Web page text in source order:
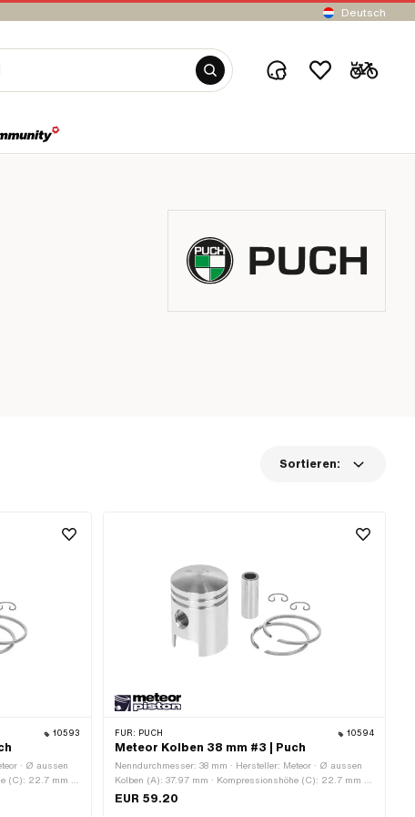
Deutsch
Sortieren:
10593
· Ø aussen
(C): 22.7 mm ·
(E): 52.5 mm ·
FÜR: PUCH 10594
Meteor Kolben 38 mm #3 | Puch
Nenndurchmesser: 38 mm · Hersteller: Meteor · Ø aussen
Kolben (A): 37.97 mm · Kompressionshöhe (C): 22.7 mm ·
Wölbung (D): 3.3 mm · Gesamthöhe Kolben (E): 52.5 mm ·
EUR 59.20